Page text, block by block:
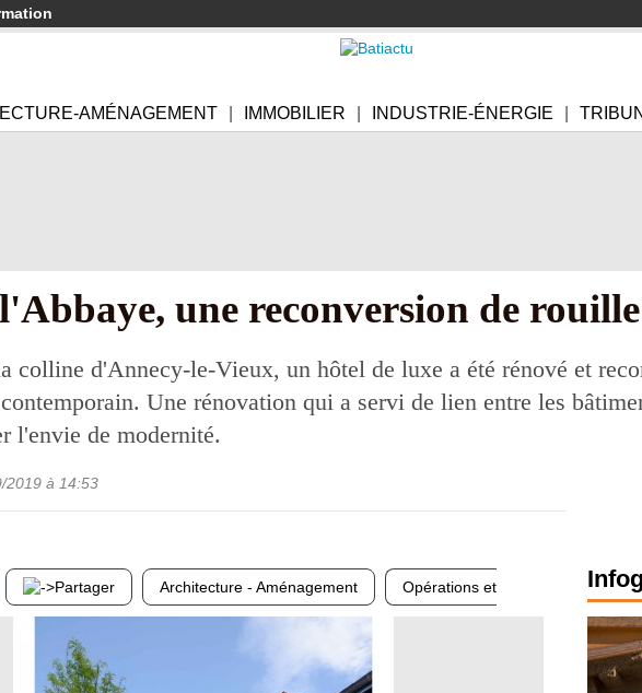
AMÉNAGEMENT IMMOBILIER INDUSTRIE-ÉNERGIE
une reconversion de
colline d'Annecy-le-Vieux, un hôtel de luxe a été rénové et
Une rénovation qui a servi de lien entre les
l'envie de modernité.
2019 à 14:53
Partager Architecture - Aménagement
Opérations et